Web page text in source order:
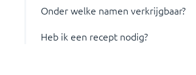
Onder welke namen verkrijgbaar?
Heb ik een recept nodig?